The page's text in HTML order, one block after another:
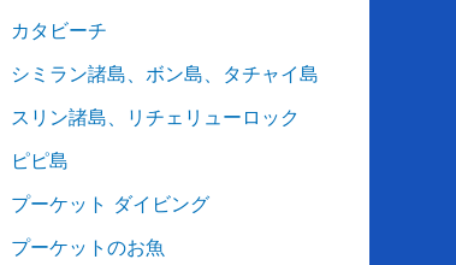
カタビーチ
シミラン諸島、ボン島、タチャイ島
スリン諸島、リチェリューロック
ピピ島
プーケット ダイビング
プーケットのお魚